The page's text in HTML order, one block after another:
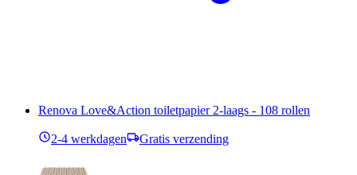
Renova Love&Action toiletpapier 2-laags - 108 rollen
2-4 werkdagen Gratis verzending